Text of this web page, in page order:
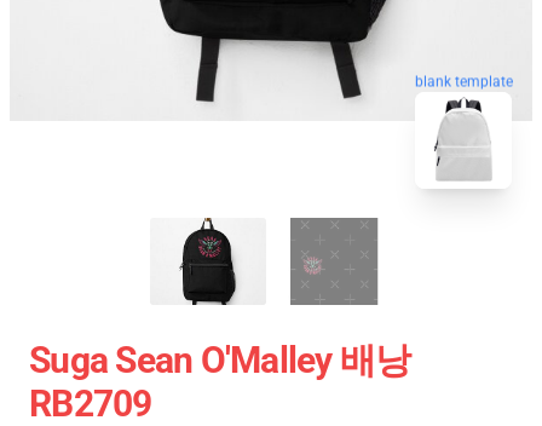
blank template
Suga Sean O'Malley 배낭
RB2709